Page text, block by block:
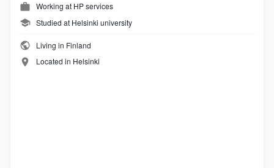
Working at HP services
Studied at Helsinki university
Living in Finland
Located in Helsinki